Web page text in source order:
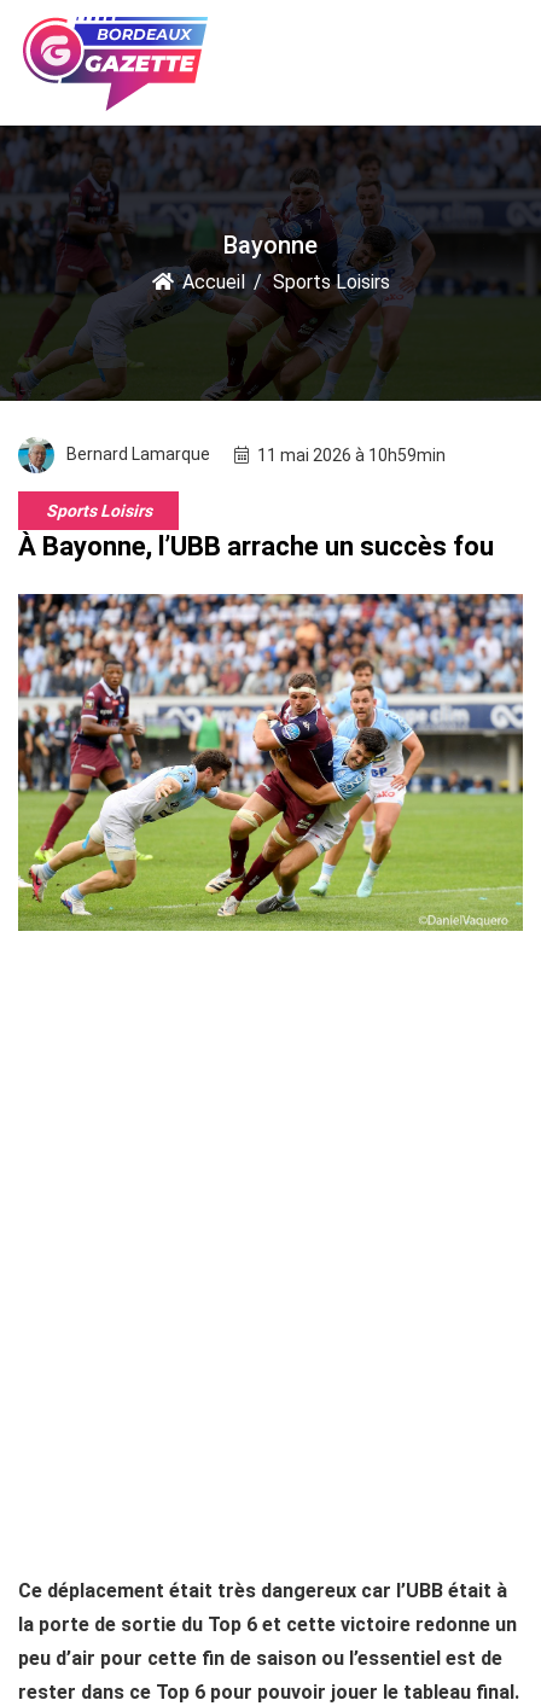
Bayonne
Accueil Sports Loisirs
Bernard Lamarque 11 mai 2026 à 10h59min
Sports Loisirs
À Bayonne, l’UBB arrache un succès fou
Ce déplacement était très dangereux car l’UBB était à
la porte de sortie du Top 6 et cette victoire redonne un
peu d’air pour cette fin de saison ou l’essentiel est de
rester dans ce Top 6 pour pouvoir jouer le tableau final.